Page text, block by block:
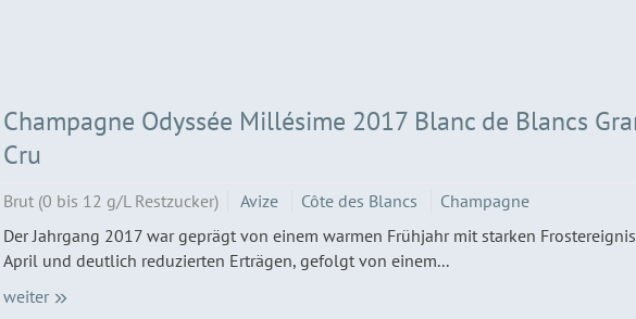
Champagne Odyssée Millésime 2017 Blanc de Blancs
Cru
Brut (0 bis 12 g/L Restzucker) Avize Côte des Blancs
Champagne
Der Jahrgang 2017 war geprägt von einem warmen Frühjahr mit starken
April und deutlich reduzierten Erträgen, gefolgt von einem...
weiter